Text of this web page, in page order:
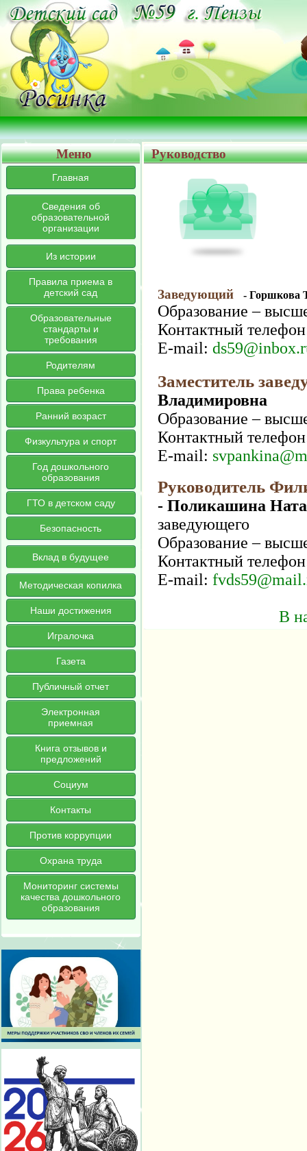
Меню
Главная
Сведения об
образовательной
организации
Из истории
Правила приема в
детский сад
Образовательные
стандарты и
требования
Родителям
Права ребенка
Ранний возраст
Физкультура и спорт
Год дошкольного
образования
ГТО в детском саду
Безопасность
Вклад в будущее
Методическая копилка
Наши достижения
Игралочка
Газета
Публичный отчет
Электронная
приемная
Книга отзывов и
предложений
Социум
Контакты
Против коррупции
Охрана труда
Мониторинг системы
качества дошкольного
образования
Руководство
Заведующий - Горшкова
Образование –
Контактный
E-mail:
Заместитель
Владимировна
Образование –
Контактный
E-mail:
Руководитель
- Поликашина
заведующего
Образование –
Контактный
E-mail:
В